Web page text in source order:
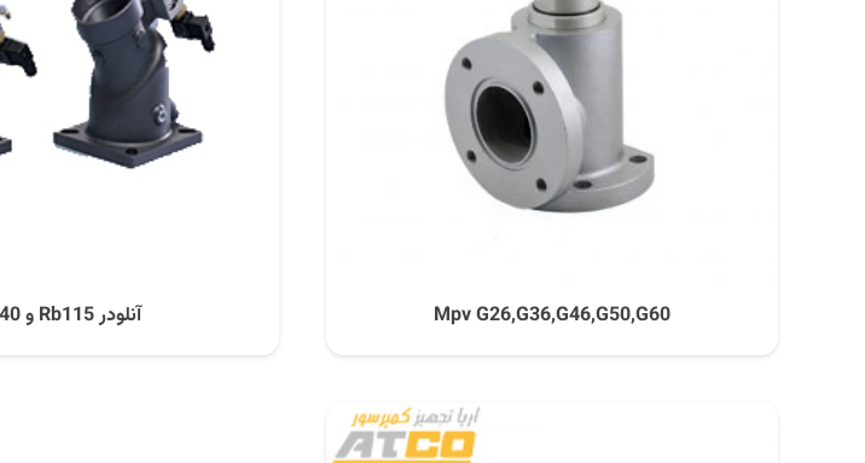
Mpv G26,G36,G46,G50,G60 آنلودر Rb115 و Rb140